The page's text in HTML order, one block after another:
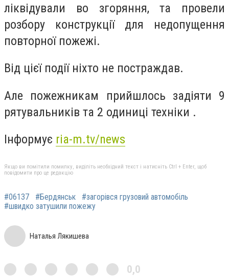
ліквідували во згоряння, та провели
розбору конструкції для недопущення
повторної пожежі.
Від цієї події ніхто не постраждав.
Але пожежникам прийшлось задіяти 9
рятувальників та 2 одиниці техніки .
Інформує ria-m.tv/news
Якщо ви помітили помилку, виділіть необхідний текст і натисніть Ctrl + Enter, щоб
повідомити про це редакцію
#06137 #Бердянськ
#загорівся грузовий автомобіль
#швидко затушили пожежу
Наталья Лякишева
0,0